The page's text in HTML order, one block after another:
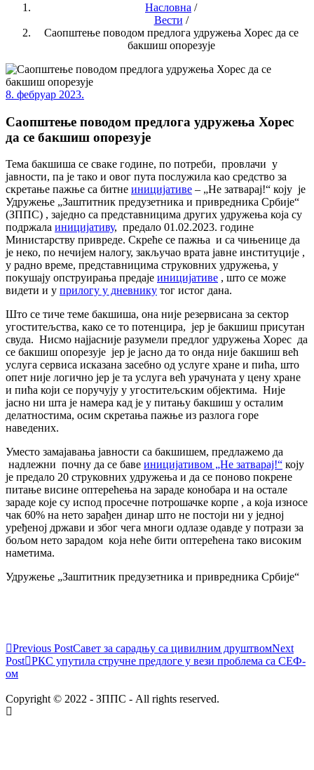
Насловна /
Вести /
Саопштење поводом предлога удружења Хорес да се
бакшиш опорезује
8. фебруар 2023.
Саопштење поводом предлога удружења Хорес
да се бакшиш опорезује
Тема бакшиша се сваке године, по потреби, провлачи у
јавности, па је тако и овог пута послужила као средство за
скретање пажње са битне иницијативе – „Не затварај!“ коју је
Удружење „Заштитник предузетника и привредника Србије“
(ЗППС) , заједно са представницима других удружења која су
подржала иницијативу, предало 01.02.2023. године
Министарству привреде. Скреће се пажња и са чињенице да
је неко, по нечијем налогу, закључао врата јавне институције ,
у радно време, представницима струковних удружења, у
покушају опструирања предаје иницијативе , што се може
видети и у прилогу у дневнику тог истог дана.
Што се тиче теме бакшиша, она није резервисана за сектор
угоститељства, како се то потенцира, јер је бакшиш присутан
свуда. Нисмо најјасније разумели предлог удружења Хорес да
се бакшиш опорезује јер је јасно да то онда није бакшиш већ
услуга сервиса исказана засебно од услуге хране и пића, што
опет није логично јер је та услуга већ урачуната у цену хране
и пића који се поручују у угоститељским објектима. Није
јасно ни шта је намера кад је у питању бакшиш у осталим
делатностима, осим скретања пажње из разлога горе
наведених.
Уместо замајавања јавности са бакшишем, предлажемо да
надлежни почну да се баве иницијативом „Не затварај!“ коју
је предало 20 струковних удружења и да се поново покрене
питање висине оптерећења на зараде конобара и на остале
зараде које су испод просечне потрошачке корпе , а која износе
чак 60% на нето зарађен динар што не постоји ни у једној
уређеној држави и због чега многи одлазе одавде у потрази за
бољом нето зарадом која неће бити оптерећена тако високим
наметима.
Удружење „Заштитник предузетника и привредника Србије“
Previous PostСавет за сарадњу са цивилним друштвомNext
Post РКС упутила стручне предлоге у вези проблема са СЕФ-
ом
Copyright © 2022 - ЗППС - All rights reserved.